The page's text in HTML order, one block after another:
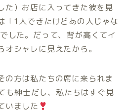
た）お店に入ってきた彼を見
「1人できたけどあの人じゃな
した。だって、背が高くてイ
シャレに見えたから。
の方は私たちの席に来られま
も紳士だし、私たちはすぐ見
いました